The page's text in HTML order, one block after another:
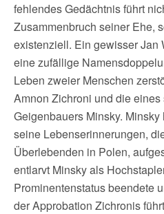
fehlendes Gedächtnis führt
Zusammenbruch seiner Ehe,
existenziell. Ein gewisser Jan
eine zufällige
Leben zweier Menschen
Amnon Zichroni und die
Geigenbauers Minsky.
seine Lebenserinnerungen,
Überlebenden in Polen,
entlarvt Minsky als
Prominentenstatus beendete
der Approbation Zichronis